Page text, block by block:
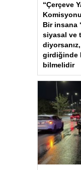
“Çerçeve
Bir insana
siyasal ve
girdiğinde
bilmelidir